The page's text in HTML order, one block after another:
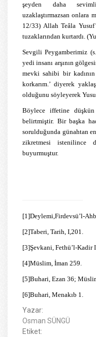
şeyden daha
uzaklaştırmazsan onlara
12/33) Allah Teâla
tuzaklarından kurtardı.
Sevgili Peygamberimiz
yedi insanı arşının
mevki sahibi bir
korkarım.’ diyerek
olduğunu söyleyerek
Böylece iffetine düşkün
belirtmiştir. Bir başka
sorulduğunda günahtan
zikretmesi istenilince
buyurmuştur.
[1]Deylemi,Firdevsü’l-
[2]Taberi, Tarih, I,201.
[3]Şevkani, Fethü’l-Kadir
[4]Müslim, İman 259.
[5]Buhari, Ezan 36;
[6]Buhari, Menakıb 1.
Yazar:
Osman SÜNGÜ
Etiket: